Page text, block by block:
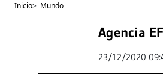
Inicio> Mundo
Agencia
23/12/2020